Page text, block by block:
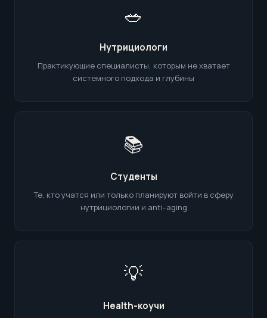
🥗
Нутрициологи
Практикующие специалисты, которым не хватает
системного подхода и глубины
📚
Студенты
Те, кто учатся или только планируют войти в сферу
нутрициологии и anti-aging
💡
Health-коучи